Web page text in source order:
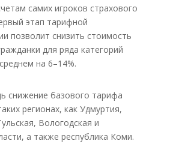
самих игроков страхового
этап тарифной
позволит снизить стоимость
для ряда категорий
на 6–14%.
снижение базового тарифа
регионах, как Удмуртия,
Вологодская и
а также республика Коми.